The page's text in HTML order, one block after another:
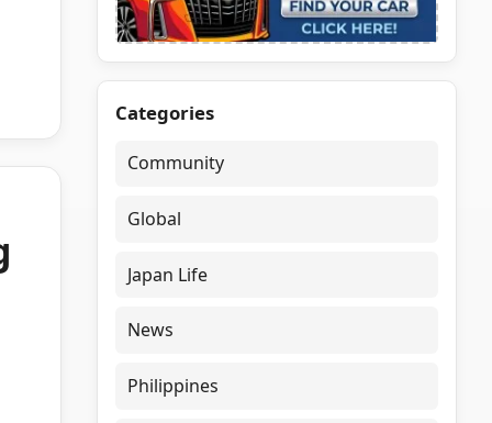
Categories
Community
Global
Japan Life
News
Philippines